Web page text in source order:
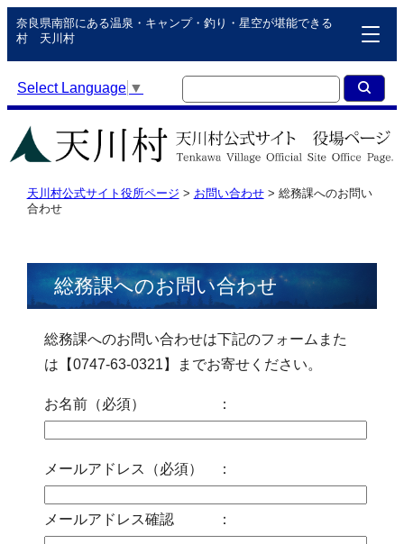
奈良県南部にある温泉・キャンプ・釣り・星空が堪能できる
村 天川村
Select Language ▼
天川村公式サイト役所ページ > お問い合わせ> 総務課へのお問い
合わせ
総務課へのお問い合わせ
総務課へのお問い合わせは下記のフォームまた
は【0747-63-0321】までお寄せください。
お名前（必須） ：
メールアドレス（必須） ：
メールアドレス確認 ：